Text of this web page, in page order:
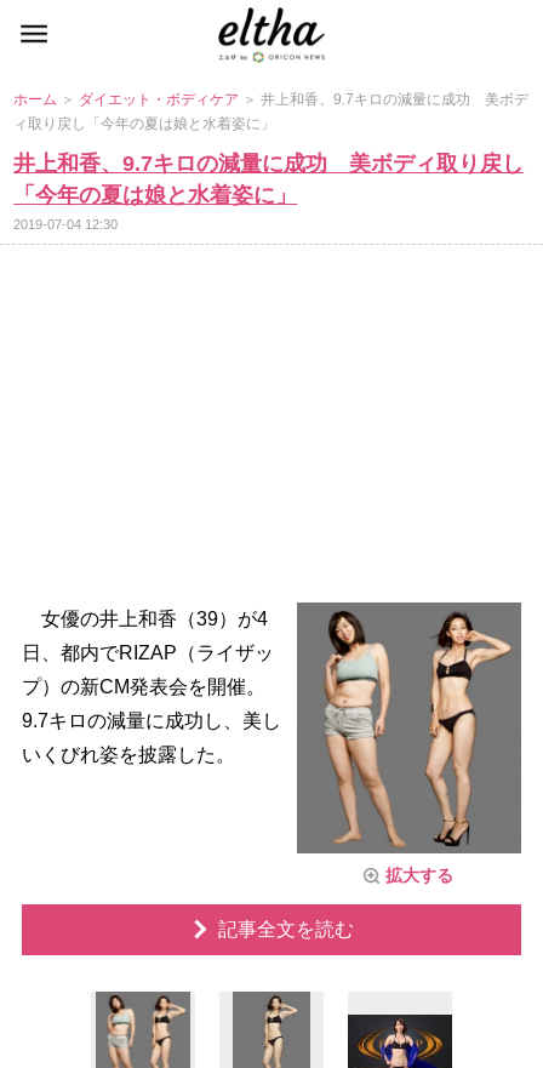
ホーム ＞ ダイエット・ボディケア ＞ 井上和香、9.7キロの減量に成功 美ボデ
ィ取り戻し「今年の夏は娘と水着姿に」
井上和香、9.7キロの減量に成功 美ボディ取り戻し
「今年の夏は娘と水着姿に」
2019-07-04 12:30
拡大する
女優の井上和香（39）が4
日、都内でRIZAP（ライザッ
プ）の新CM発表会を開催。
9.7キロの減量に成功し、美し
いくびれ姿を披露した。
記事全文を読む